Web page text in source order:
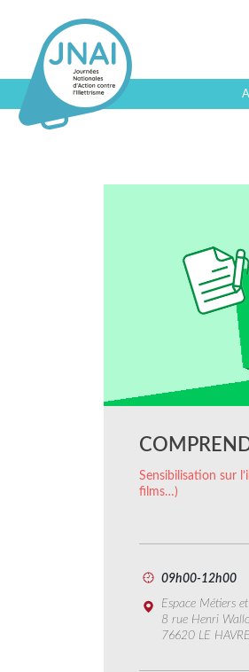
Sensibilisation sur
films…)
09h00-12h00
Espace Métiers
8 rue Henri
76620 LE